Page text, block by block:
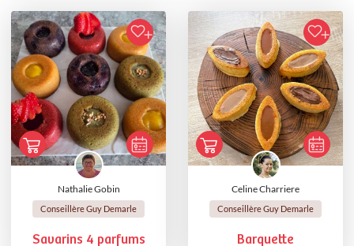
Nathalie Gobin
Conseillère Guy Demarle
Savarins 4 parfums
Celine Charriere
Conseillère Guy Demarle
Barquette